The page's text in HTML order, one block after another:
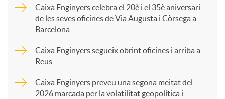
Caixa Enginyers celebra el 20è i el 35è aniversari
de les seves oficines de Via Augusta i Còrsega a
Barcelona
Caixa Enginyers segueix obrint oficines i arriba a
Reus
Caixa Enginyers preveu una segona meitat del
2026 marcada per la volatilitat geopolítica i